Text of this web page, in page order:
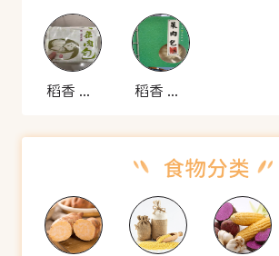
稻香 菜肉包 稻香 菜肉包